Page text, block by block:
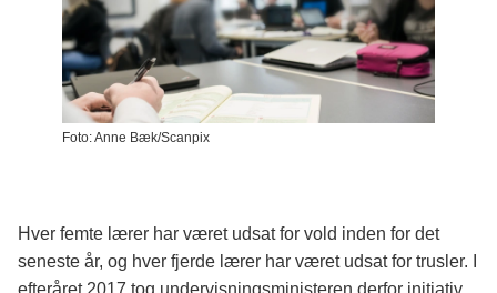
Foto: Anne Bæk/Scanpix
Hver femte lærer har været udsat for vold inden for det
seneste år, og hver fjerde lærer har været udsat for trusler. I